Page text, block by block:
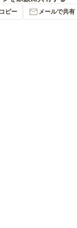
ピー メールで共有